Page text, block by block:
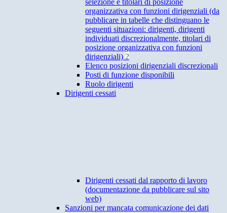
selezione e titolari di posizione
organizzativa con funzioni dirigenziali (da
pubblicare in tabelle che distinguano le
seguenti situazioni: dirigenti, dirigenti
individuati discrezionalmente, titolari di
posizione organizzativa con funzioni
dirigenziali) 2
Elenco posizioni dirigenziali discrezionali
Posti di funzione disponibili
Ruolo dirigenti
Dirigenti cessati
Dirigenti cessati dal rapporto di lavoro
(documentazione da pubblicare sul sito
web)
Sanzioni per mancata comunicazione dei dati